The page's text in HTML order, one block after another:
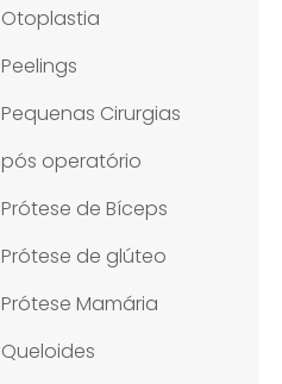
Otoplastia
Peelings
Pequenas Cirurgias
pós operatório
Prótese de Bíceps
Prótese de glúteo
Prótese Mamária
Queloides